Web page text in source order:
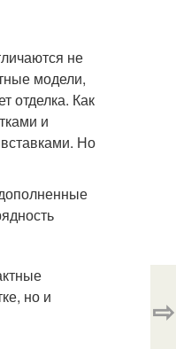
не
модели,
отделка. Как
и
Но
но и
⇨